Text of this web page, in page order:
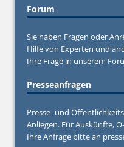
Forum
Sie haben Fragen oder
Hilfe von Experten und
Ihre Frage in unserem
Presseanfragen
Presse- und
Anliegen. Für Auskünfte,
Ihre Anfrage bitte an